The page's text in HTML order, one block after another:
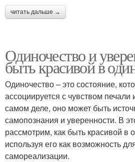
читать дальше →
Одиночество и
быть красивой в
Одиночество – это состояние,
ассоциируется с чувством
самом деле, оно может быть
самопознания и уверенности. В
рассмотрим, как быть красивой в
используя его как возможность
самореализации.